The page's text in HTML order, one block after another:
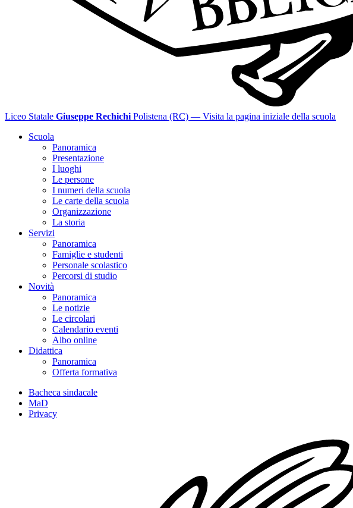
Liceo Statale Giuseppe Rechichi Polistena (RC) — Visita la pagina iniziale della scuola
Scuola
Panoramica
Presentazione
I luoghi
Le persone
I numeri della scuola
Le carte della scuola
Organizzazione
La storia
Servizi
Panoramica
Famiglie e studenti
Personale scolastico
Percorsi di studio
Novità
Panoramica
Le notizie
Le circolari
Calendario eventi
Albo online
Didattica
Panoramica
Offerta formativa
Bacheca sindacale
MaD
Privacy